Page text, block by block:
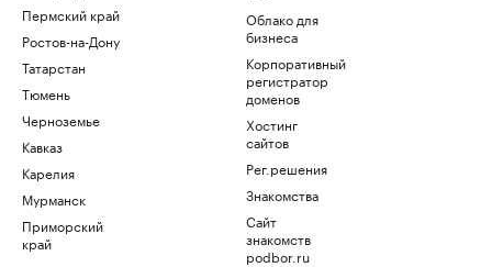
Пермский край
Ростов-на-Дону
Татарстан
Тюмень
Черноземье
Кавказ
Карелия
Мурманск
Приморский
край
Облако для
бизнеса
Корпоративный
регистратор
доменов
Хостинг
сайтов
Рег.решения
Знакомства
Сайт
знакомств
podbor.ru